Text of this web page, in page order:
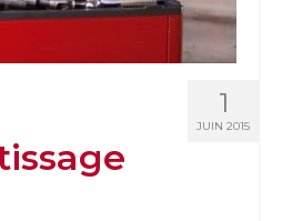
1
JUIN 2015